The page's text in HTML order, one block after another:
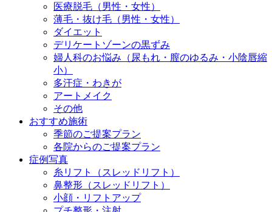
医療脱毛（男性・女性）
薄毛・抜け毛（男性・女性）
ダイエット
デリケートゾーンの黒ずみ
婦人科のお悩み（尿もれ・膣のゆるみ・小陰唇縮
小）
多汗症・わきが
アートメイク
その他
おすすめ施術
季節のご提案プラン
各院からのご提案プラン
症例写真
糸リフト（スレッドリフト）
鼻整形（スレッドリフト）
小顔・リフトアップ